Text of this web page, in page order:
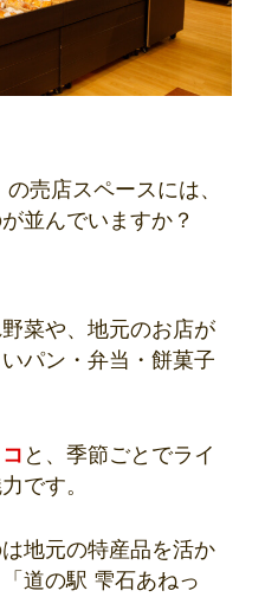
売店スペースには、
並んでいますか？
菜や、地元のお店が
パン・弁当・餅菓子
と、季節ごとでライ
です。
地元の特産品を活か
道の駅 雫石あねっ